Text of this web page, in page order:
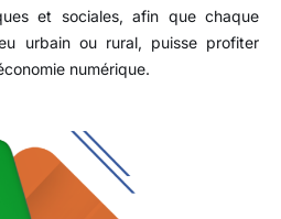
et sociales, afin que chaque
urbain ou rural, puisse profiter
numérique.